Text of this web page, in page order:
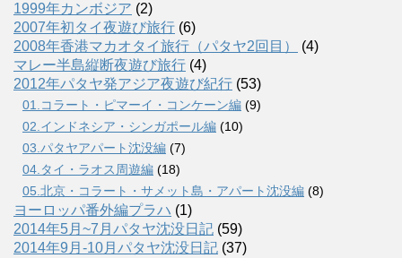
1999年カンボジア (2)
2007年初タイ夜遊び旅行 (6)
2008年香港マカオタイ旅行（パタヤ2回目）
(4)
マレー半島縦断夜遊び旅行 (4)
2012年パタヤ発アジア夜遊び紀行 (53)
01.コラート・ピマーイ・コンケーン編 (9)
02.インドネシア・シンガポール編 (10)
03.パタヤアパート沈没編 (7)
04.タイ・ラオス周遊編 (18)
05.北京・コラート・サメット島・アパート沈没編 (8)
ヨーロッパ番外編プラハ (1)
2014年5月~7月パタヤ沈没日記 (59)
2014年9月-10月パタヤ沈没日記 (37)